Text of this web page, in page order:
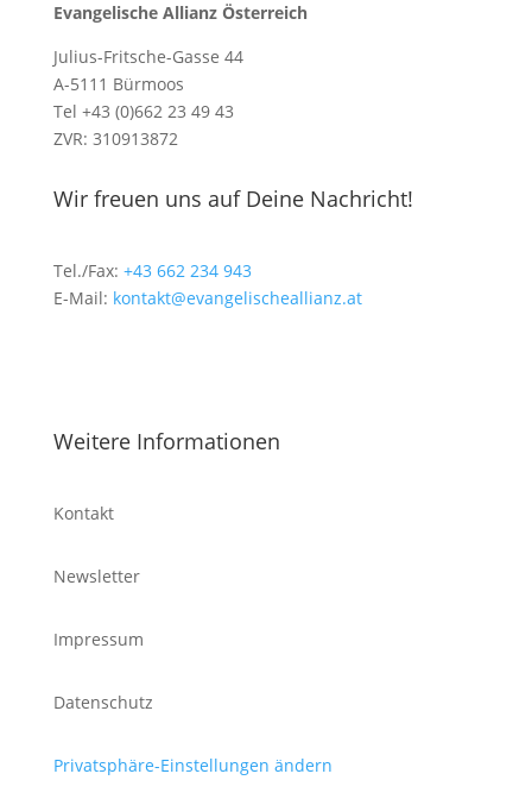
Evangelische Allianz Österreich
Julius-Fritsche-Gasse 44
A-5111 Bürmoos
Tel +43 (0)662 23 49 43
ZVR: 310913872
Wir freuen uns auf Deine Nachricht!
Tel./Fax: +43 662 234 943
E-Mail: kontakt@evangelischeallianz.at
Weitere Informationen
Kontakt
Newsletter
Impressum
Datenschutz
Privatsphäre-Einstellungen ändern